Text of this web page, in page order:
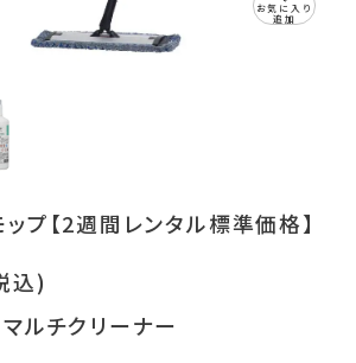
お気に入り
追加
プ【2週間レンタル標準価格】
込)
ルチクリーナー